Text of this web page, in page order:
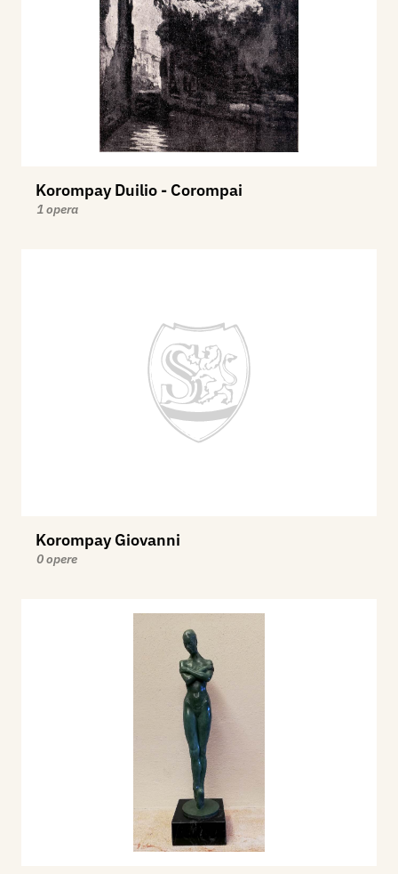
Korompay Duilio - Corompai
1 opera
Korompay Giovanni
0 opere